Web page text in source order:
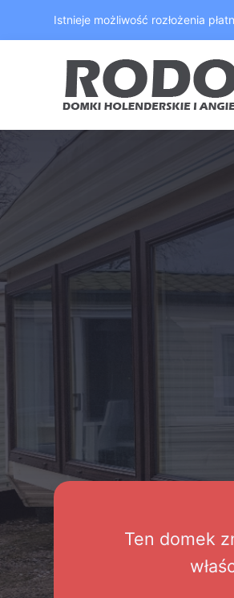
Istnieje możliwość rozłożenia
Ten domek